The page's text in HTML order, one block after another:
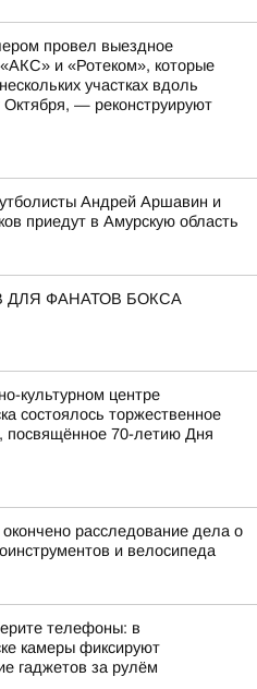
провел выездное
и «Ротеком», которые
участках вдоль
— реконструируют
Андрей Аршавин и
приедут в Амурскую область
ДЛЯ ФАНАТОВ БОКСА
культурном центре
состоялось торжественное
посвящённое 70-летию Дня
расследование дела о
и велосипеда
телефоны: в
камеры фиксируют
гаджетов за рулём